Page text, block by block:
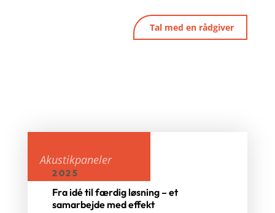
Tal med en rådgiver
Akustikpaneler
2025
Fra idé til færdig løsning – et
samarbejde med effekt